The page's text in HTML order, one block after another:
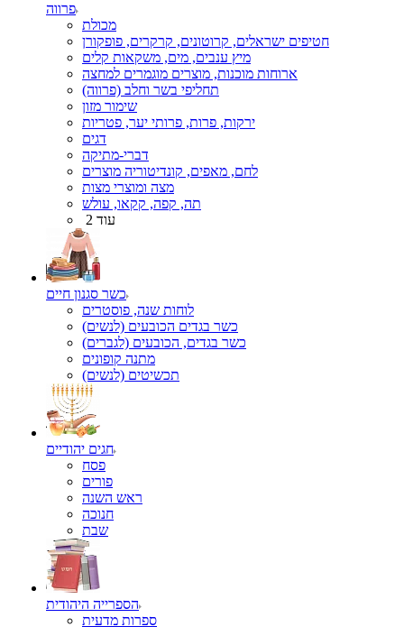
פרווה
מכולת
חטיפים ישראלים, קרוטונים, קרקרים, פופקורן
מיץ ענבים, מים, משקאות קלים
ארוחות מוכנות, מוצרים מוגמרים למחצה
תחליפי בשר וחלב (פרווה)
שימור מזון
ירקות, פרות, פרותי יער, פטריות
דגים
דברי-מתיקה
לחם, מאפים, קונדיטוריה מוצרים
מצה ומוצרי מצות
תה, קפה, קקאו, עולש
עוד 2
כשר סגנון חיים
לוחות שנה, פוסטרים
כשר בגדים הכובעים (לנשים)
כשר בגדים, הכובעים (לגברים)
מתנה קופונים
תכשיטים (לנשים)
חגים יהודיים
פסח
פורים
ראש השנה
חנוכה
שבת
הספרייה היהודית
ספרות מדעית